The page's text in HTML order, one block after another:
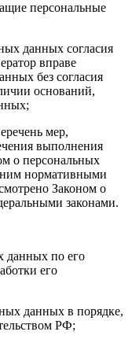
персональные
данных согласия
вправе
без согласия
оснований,
мер,
выполнения
о персональных
нормативными
Законом о
законами.
данных по его
его
данных в порядке,
РФ;